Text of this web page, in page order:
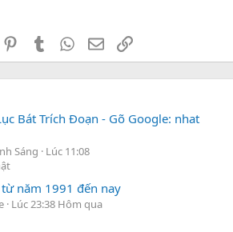
PinterestTumblr WhatsApp
EmailLink
Bát Trích Đoạn - Gõ Google: nhat
Sáng
Lúc 11:08
năm 1991 đến nay
Lúc 23:38 Hôm qua